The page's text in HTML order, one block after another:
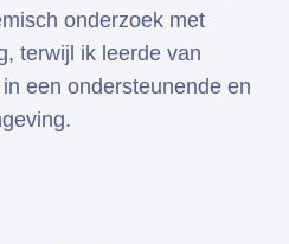
onderzoek met
terwijl ik leerde van
in een ondersteunende en